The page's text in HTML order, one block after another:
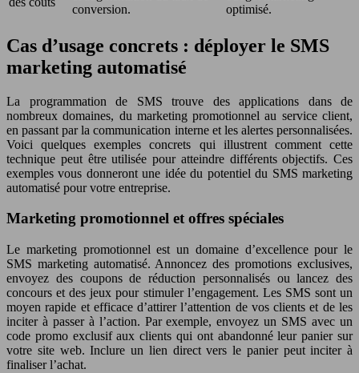
conversion.
optimisé.
Cas d’usage concrets : déployer le SMS
marketing automatisé
La programmation de SMS trouve des applications dans de
nombreux domaines, du marketing promotionnel au service client,
en passant par la communication interne et les alertes personnalisées.
Voici quelques exemples concrets qui illustrent comment cette
technique peut être utilisée pour atteindre différents objectifs. Ces
exemples vous donneront une idée du potentiel du SMS marketing
automatisé pour votre entreprise.
Marketing promotionnel et offres spéciales
Le marketing promotionnel est un domaine d’excellence pour le
SMS marketing automatisé. Annoncez des promotions exclusives,
envoyez des coupons de réduction personnalisés ou lancez des
concours et des jeux pour stimuler l’engagement. Les SMS sont un
moyen rapide et efficace d’attirer l’attention de vos clients et de les
inciter à passer à l’action. Par exemple, envoyez un SMS avec un
code promo exclusif aux clients qui ont abandonné leur panier sur
votre site web. Inclure un lien direct vers le panier peut inciter à
finaliser l’achat.